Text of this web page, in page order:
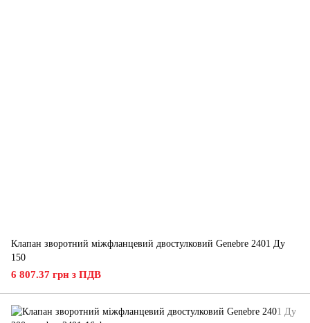
Клапан зворотний міжфланцевий двостулковий Genebre 2401 Ду
150
6 807.37 грн з ПДВ